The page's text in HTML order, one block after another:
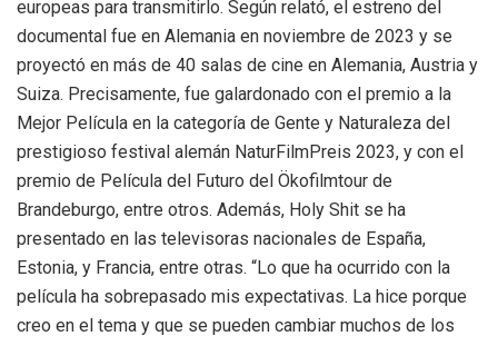
europeas para transmitirlo. Según relató, el estreno del
documental fue en Alemania en noviembre de 2023 y se
proyectó en más de 40 salas de cine en Alemania, Austria y
Suiza. Precisamente, fue galardonado con el premio a la
Mejor Película en la categoría de Gente y Naturaleza del
prestigioso festival alemán NaturFilmPreis 2023, y con el
premio de Película del Futuro del Ökofilmtour de
Brandeburgo, entre otros. Además, Holy Shit se ha
presentado en las televisoras nacionales de España,
Estonia, y Francia, entre otras. “Lo que ha ocurrido con la
película ha sobrepasado mis expectativas. La hice porque
creo en el tema y que se pueden cambiar muchos de los